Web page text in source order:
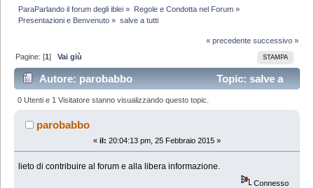
ParaParlando il forum degli iblei » Regole e Condotta nel Forum»
Presentazioni e Benvenuto » salve a tutti
« precedente successivo »
STAMPA
Pagine: [1]Vai giù
Autore: parobabbo
Topic: salve a
tutti (Letto 69542 volte)
0 Utenti e 1 Visitatore stanno visualizzando questo topic.
parobabbo
« il: 20:04:13 pm, 25 Febbraio 2015 »
lieto di contribuire al forum e alla libera informazione.
Connesso